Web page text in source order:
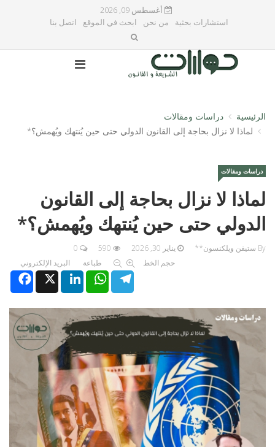
أغسطس 09, 2026
استشارات بحثية
من نحن ابحث في الموقع اتصل بنا
الرئيسية
دراسات ومقالات
لماذا لا نزال بحاجة إلى القانون الدولي حتى حين يُنتهك ويُهمش؟*
دراسات ومقالات
لماذا لا نزال بحاجة إلى القانون
الدولي حتى حين يُنتهك ويُهمش؟*
By ستيفن ويلكنسون** يناير 30, 2026
0
حجم الخط
طباعة
البريد الإلكتروني
XLinkedInWhatsAppTelegram